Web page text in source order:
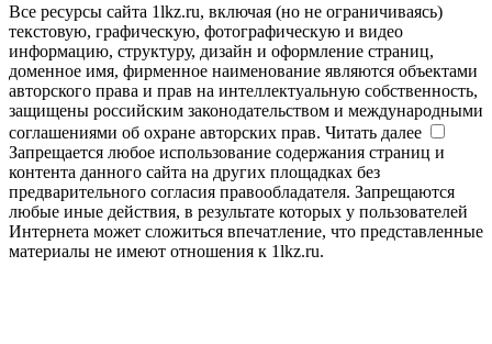
Все ресурсы сайта 1lkz.ru, включая (но не ограничиваясь)
текстовую, графическую, фотографическую и видео
информацию, структуру, дизайн и оформление страниц,
доменное имя, фирменное наименование являются объектами
авторского права и прав на интеллектуальную собственность,
защищены российским законодательством и международными
соглашениями об охране авторских прав. Читать далее
Запрещается любое использование содержания страниц и
контента данного сайта на других площадках без
предварительного согласия правообладателя. Запрещаются
любые иные действия, в результате которых у пользователей
Интернета может сложиться впечатление, что представленные
материалы не имеют отношения к 1lkz.ru.